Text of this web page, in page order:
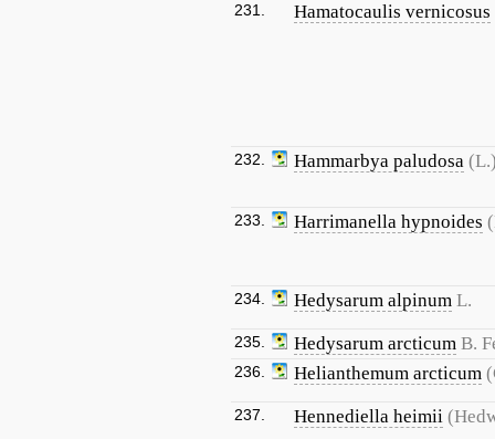
231. Hamatocaulis vernicosus
232. Hammarbya paludosa
233. Harrimanella hypnoides
234. Hedysarum alpinum L.
235. Hedysarum arcticum B.
236. Helianthemum arcticum
237. Hennediella heimii